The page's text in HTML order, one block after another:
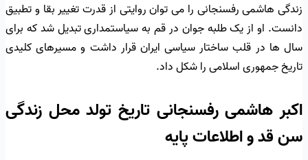
زندگی هاشمی رفسنجانی را می توان روایتی از قدرت تغییر بقا و تطبیق
دانست. او از یک طلبه جوان در قم به سیاستمداری تبدیل شد که برای
سال ها در قلب ساختار سیاسی ایران قرار داشت و مسیرهای کلیدی
تاریخ جمهوری اسلامی را شکل داد.
اکبر هاشمی رفسنجانی تاریخ تولد محل زندگی
سن قد و اطلاعات پایه